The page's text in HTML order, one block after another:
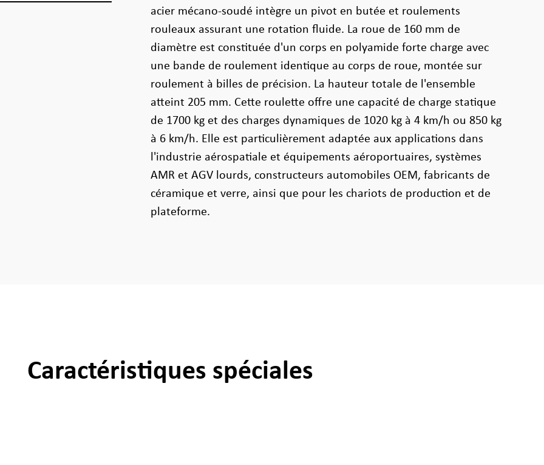
acier mécano-soudé intègre un pivot en butée et roulements
rouleaux assurant une rotation fluide. La roue de 160 mm de
diamètre est constituée d'un corps en polyamide forte charge avec
une bande de roulement identique au corps de roue, montée sur
roulement à billes de précision. La hauteur totale de l'ensemble
atteint 205 mm. Cette roulette offre une capacité de charge statique
de 1700 kg et des charges dynamiques de 1020 kg à 4 km/h ou 850 kg
à 6 km/h. Elle est particulièrement adaptée aux applications dans
l'industrie aérospatiale et équipements aéroportuaires, systèmes
AMR et AGV lourds, constructeurs automobiles OEM, fabricants de
céramique et verre, ainsi que pour les chariots de production et de
plateforme.
Caractéristiques spéciales